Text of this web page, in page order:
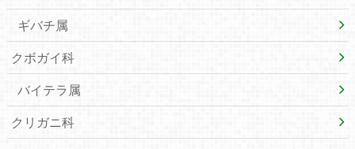
ギバチ属
クボガイ科
バイテラ属
クリガニ科